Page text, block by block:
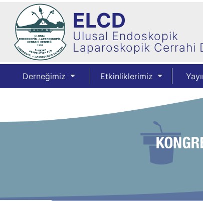
ELCD
Ulusal Endoskopik
Laparoskopik Cerrahi
Derneğimiz Etkinliklerimiz